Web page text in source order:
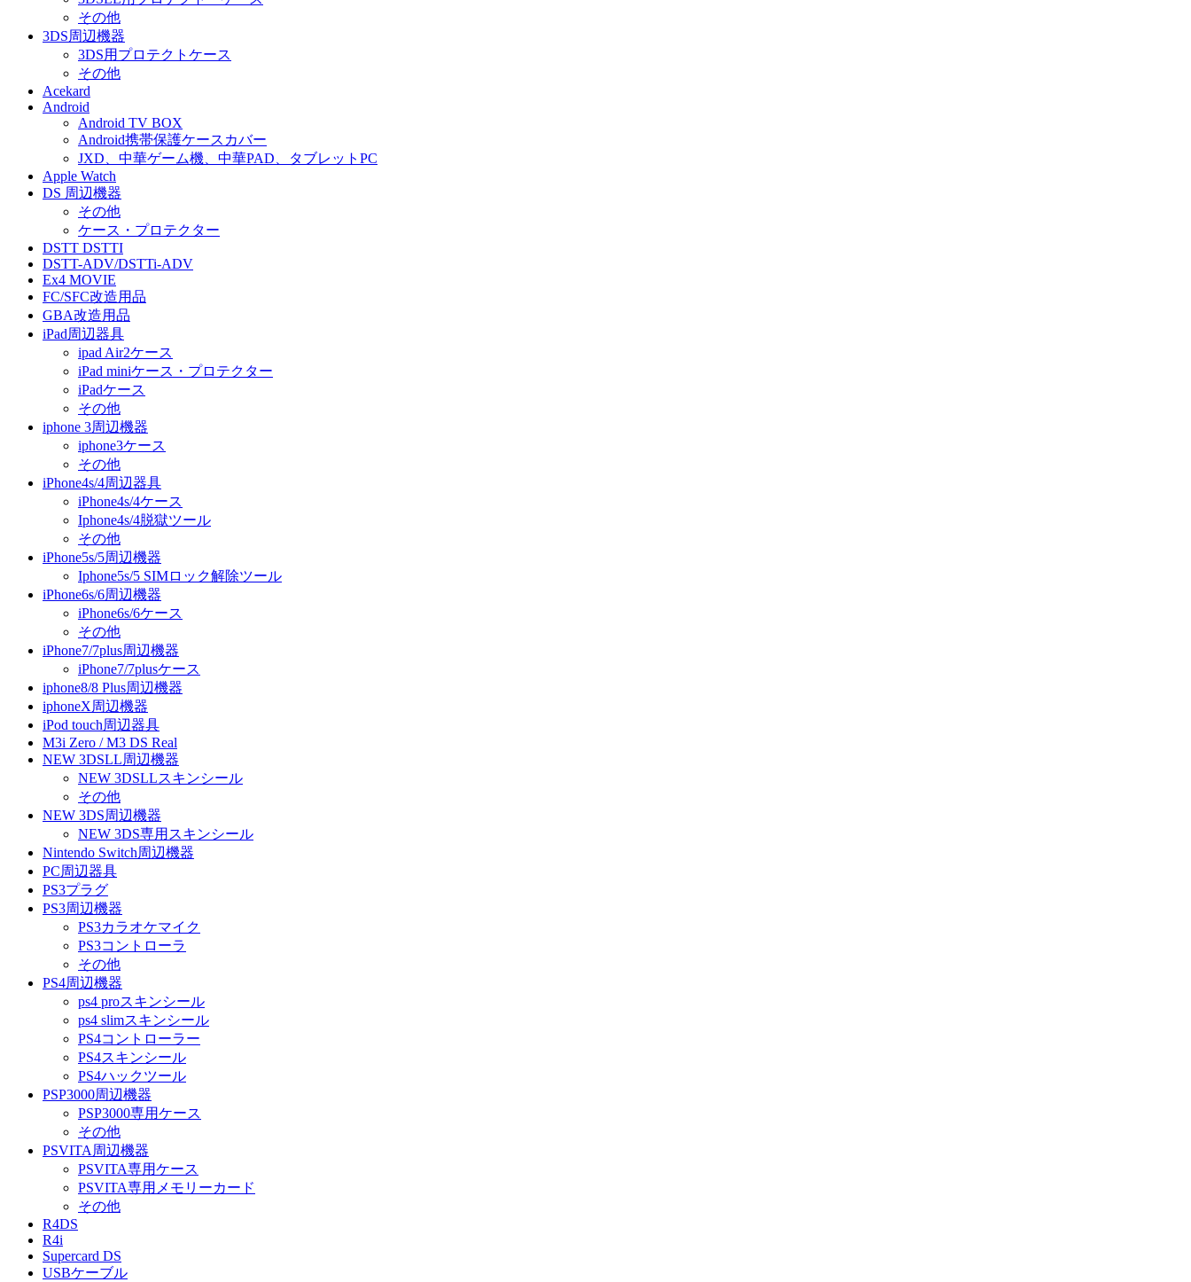
その他
3DS周辺機器
3DS用プロテクトケース
その他
Acekard
Android
Android TV BOX
Android携帯保護ケースカバー
JXD、中華ゲーム機、中華PAD、タブレットPC
Apple Watch
DS 周辺機器
その他
ケース・プロテクター
DSTT DSTTI
DSTT-ADV/DSTTi-ADV
Ex4 MOVIE
FC/SFC改造用品
GBA改造用品
iPad周辺器具
ipad Air2ケース
iPad miniケース・プロテクター
iPadケース
その他
iphone 3周辺機器
iphone3ケース
その他
iPhone4s/4周辺器具
iPhone4s/4ケース
Iphone4s/4脱獄ツール
その他
iPhone5s/5周辺機器
Iphone5s/5 SIMロック解除ツール
iPhone6s/6周辺機器
iPhone6s/6ケース
その他
iPhone7/7plus周辺機器
iPhone7/7plusケース
iphone8/8 Plus周辺機器
iphoneX周辺機器
iPod touch周辺器具
M3i Zero / M3 DS Real
NEW 3DSLL周辺機器
NEW 3DSLLスキンシール
その他
NEW 3DS周辺機器
NEW 3DS専用スキンシール
Nintendo Switch周辺機器
PC周辺器具
PS3プラグ
PS3周辺機器
PS3カラオケマイク
PS3コントローラ
その他
PS4周辺機器
ps4 proスキンシール
ps4 slimスキンシール
PS4コントローラー
PS4スキンシール
PS4ハックツール
PSP3000周辺機器
PSP3000専用ケース
その他
PSVITA周辺機器
PSVITA専用ケース
PSVITA専用メモリーカード
その他
R4DS
R4i
Supercard DS
USBケーブル